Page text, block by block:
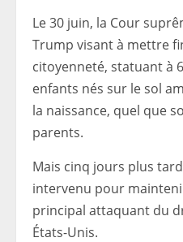
Le 30 juin, la Cour
Trump visant à mettre
citoyenneté, statuant à
enfants nés sur le sol
la naissance, quel que
parents.
Mais cinq jours plus
intervenu pour
principal attaquant du
États-Unis.